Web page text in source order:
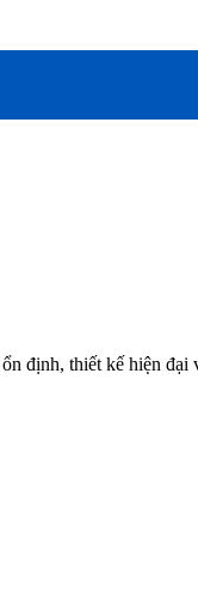
định, thiết kế hiện đại